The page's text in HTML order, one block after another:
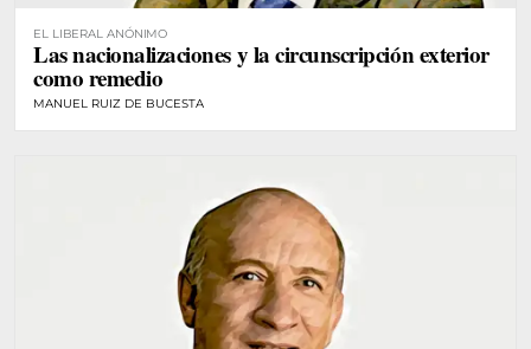
EL LIBERAL ANÓNIMO
Las nacionalizaciones y la circunscripción exterior
como remedio
MANUEL RUIZ DE BUCESTA